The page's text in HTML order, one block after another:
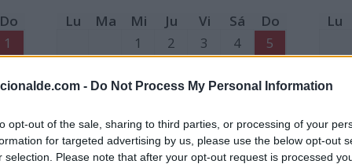
- Do Not Process My Personal Information
opt-out of the sale, sharing to third parties, or processing of your
for targeted advertising by us, please use the below opt-out
selection. Please note that after your opt-out request is processed
Do
1
15
22
29
Lu Ma Mi Ju Vi Sá
Do
1
2 3 4
5
13
14 15 16 17 18
19
20
21 22 23 24 25
26
27
28
Lu
13
20
27